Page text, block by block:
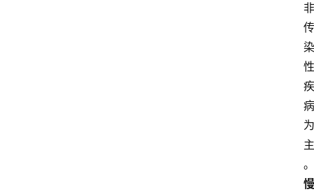
非
传
染
性
疾
病
为
主
。
慢